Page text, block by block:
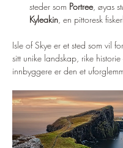
steder som Portree, øyas
Kyleakin, en pittoresk
Isle of Skye er et sted som vil
sitt unike landskap, rike
innbyggere er den et